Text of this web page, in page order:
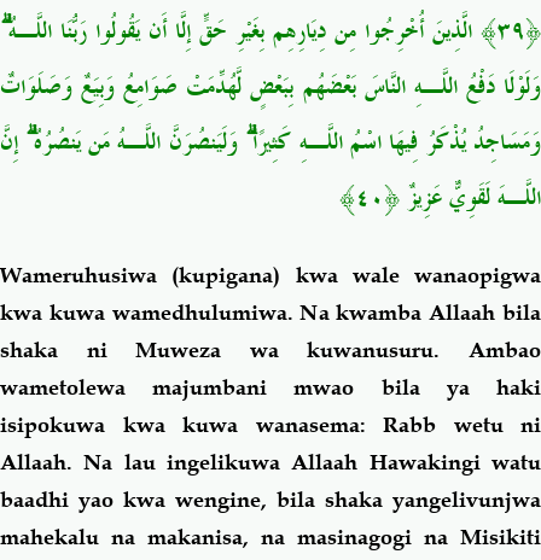
Mapishi
﴿٣٩﴾ الَّذِينَ أُخْرِجُوا مِن دِيَارِهِم بِغَيْرِ حَقٍّ إِلَّا أَن يَقُولُوا رَبُّنَا اللَّـهُ ۗ
وَلَوْلَا دَفْعُ اللَّـهِ النَّاسَ بَعْضَهُم بِبَعْضٍ لَّهُدِّمَتْ صَوَامِعُ وَبِيَعٌ وَصَلَوَاتٌ
وَمَسَاجِدُ يُذْكَرُ فِيهَا اسْمُ اللَّـهِ كَثِيرًا ۗ وَلَيَنصُرَنَّ اللَّـهُ مَن يَنصُرُهُ ۗ إِنَّ
اللَّـهَ لَقَوِيٌّ عَزِيزٌ ﴿٤٠﴾
Wameruhusiwa (kupigana) kwa wale wanaopigwa
kwa kuwa wamedhulumiwa. Na kwamba Allaah bila
shaka ni Muweza wa kuwanusuru. Ambao
wametolewa majumbani mwao bila ya haki
isipokuwa kwa kuwa wanasema: Rabb wetu ni
Allaah. Na lau ingelikuwa Allaah Hawakingi watu
baadhi yao kwa wengine, bila shaka yangelivunjwa
mahekalu na makanisa, na masinagogi na Misikiti